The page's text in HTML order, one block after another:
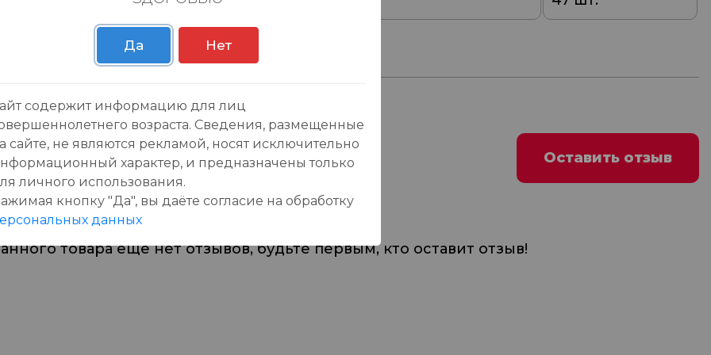
Оставить отзыв
товара еще нет отзывов, будьте первым, кто оставит отзыв!
Да Нет
содержит информацию для лиц
возраста. Сведения, размещенные
сайте, не являются рекламой, носят исключительно
характер, и предназначены только
личного использования.
кнопку "Да", вы даёте cогласие на обработку
данных